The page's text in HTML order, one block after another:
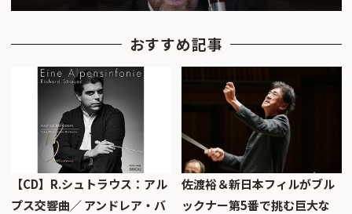
おすすめ記事
【CD】R.シュトラウス：アル
プス交響曲／ アンドレア・バ
佐渡裕＆新日本フィルがブル
ックナー第5番で挑む巨大な